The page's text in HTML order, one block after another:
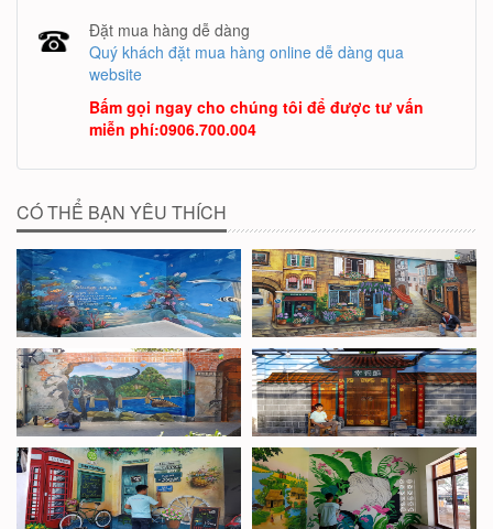
Đặt mua hàng dễ dàng
Quý khách đặt mua hàng online dễ dàng qua
website
Bấm gọi ngay cho chúng tôi để được tư vấn
miễn phí:0906.700.004
CÓ THỂ BẠN YÊU THÍCH